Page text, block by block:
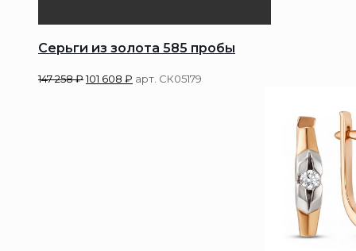
Серьги из золота 585 пробы
147 258₽101 608 ₽ арт. СК05179